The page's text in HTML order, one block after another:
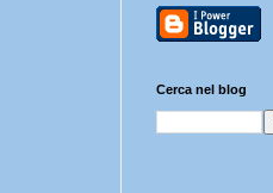
Cerca nel blog